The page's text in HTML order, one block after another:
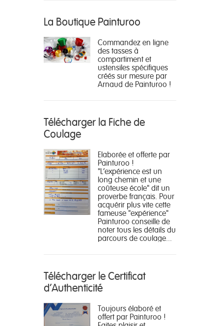
La Boutique Painturoo
Commandez en ligne
des tasses à
compartiment et
ustensiles spécifiques
créés sur mesure par
Arnaud de Painturoo !
Télécharger la Fiche de
Coulage
Elaborée et offerte par
Painturoo !
"L'expérience est un
long chemin et une
coûteuse école" dit un
proverbe français. Pour
acquérir plus vite cette
fameuse "expérience"
Painturoo conseille de
noter tous les détails du
parcours de coulage...
Télécharger le Certificat
d'Authenticité
Toujours élaboré et
offert par Painturoo !